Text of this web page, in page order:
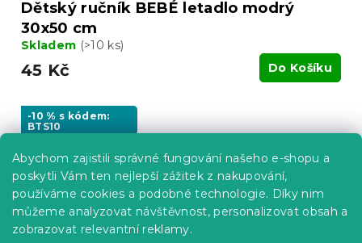
Abychom zajistili správné fungování našeho e-shopu a
poskytli Vám ten nejlepší zážitek z nakupování,
používáme cookies a podobné technologie. Díky nim
můžeme analyzovat návštěvnost, personalizovat obsah a
zobrazovat relevantní reklamy.
Dětský ručník BEBÉ letadlo modrý
30x50 cm
Skladem (>10 ks)
45 Kč Do Košíku
-10 % s kódem:
BTS10